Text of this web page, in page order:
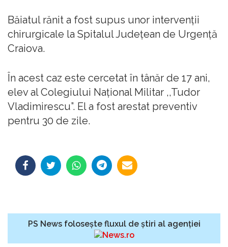
Băiatul rănit a fost supus unor intervenţii
chirurgicale la Spitalul Judeţean de Urgenţă
Craiova.
În acest caz este cercetat în tânăr de 17 ani,
elev al Colegiului Naţional Militar ,,Tudor
Vladimirescu”. El a fost arestat preventiv
pentru 30 de zile.
PS News folosește fluxul de știri al agenției